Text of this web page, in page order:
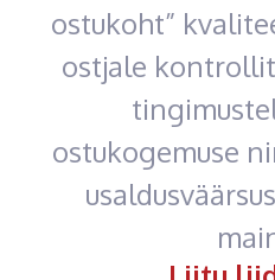
ostukoht”
ostjale
ostukogemuse